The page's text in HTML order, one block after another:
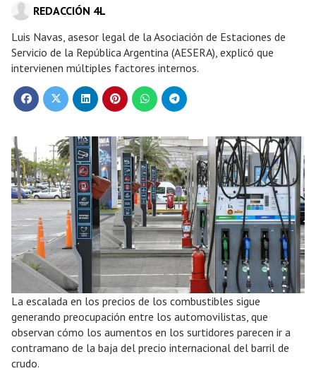
Luis Navas, asesor legal de la Asociación de Estaciones de
Servicio de la República Argentina (AESERA), explicó que
intervienen múltiples factores internos.
REDACCIÓN 4L
La escalada en los precios de los combustibles sigue
generando preocupación entre los automovilistas, que
observan cómo los aumentos en los surtidores parecen ir a
contramano de la baja del precio internacional del barril de
crudo.